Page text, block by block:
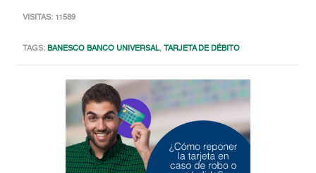
VISITAS: 11589
TAGS:BANESCO BANCO UNIVERSAL, TARJETA DE DÉBITO